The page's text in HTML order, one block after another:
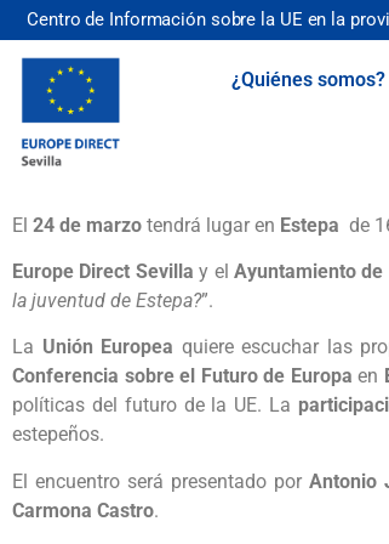
Centro de Información sobre la UE en la
¿Quiénes somos?
El 24 de marzo tendrá lugar en Estepa de
Europe Direct Sevilla y elAyuntamiento de
la juventud de Estepa?”.
La Unión Europea quiere escuchar las
Conferencia sobre el Futuro de Europa en
políticas del futuro de la UE. La
estepeños.
El encuentro será presentado por Antonio
Carmona Castro.